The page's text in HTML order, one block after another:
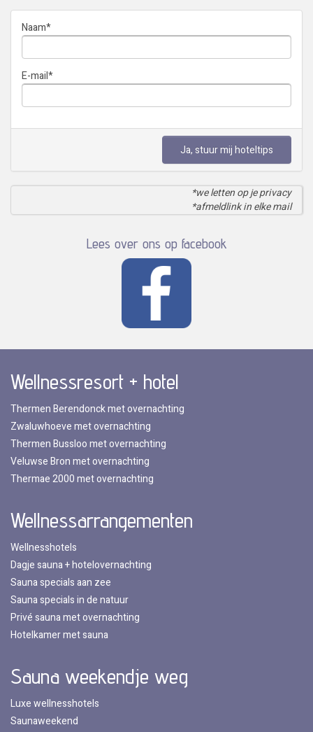
Naam*
E-mail*
Ja, stuur mij hoteltips
*we letten op je privacy
*afmeldlink in elke mail
Lees over ons op facebook
Wellnessresort + hotel
Thermen Berendonck met overnachting
Zwaluwhoeve met overnachting
Thermen Bussloo met overnachting
Veluwse Bron met overnachting
Thermae 2000 met overnachting
Wellnessarrangementen
Wellnesshotels
Dagje sauna + hotelovernachting
Sauna specials aan zee
Sauna specials in de natuur
Privé sauna met overnachting
Hotelkamer met sauna
Sauna weekendje weg
Luxe wellnesshotels
Saunaweekend